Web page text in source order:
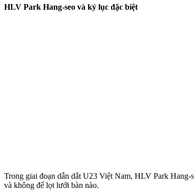
HLV Park Hang-seo và kỷ lục đặc biệt
Trong giai đoạn dẫn dắt U23 Việt Nam, HLV Park Hang-
và không để lọt lưới bàn nào.